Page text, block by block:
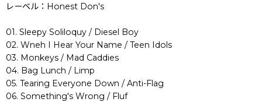
レーベル：Honest Don's
01. Sleepy Soliloquy / Diesel Boy
02. Wneh I Hear Your Name / Teen Idols
03. Monkeys / Mad Caddies
04. Bag Lunch / Limp
05. Tearing Everyone Down / Anti-Flag
06. Something's Wrong / Fluf